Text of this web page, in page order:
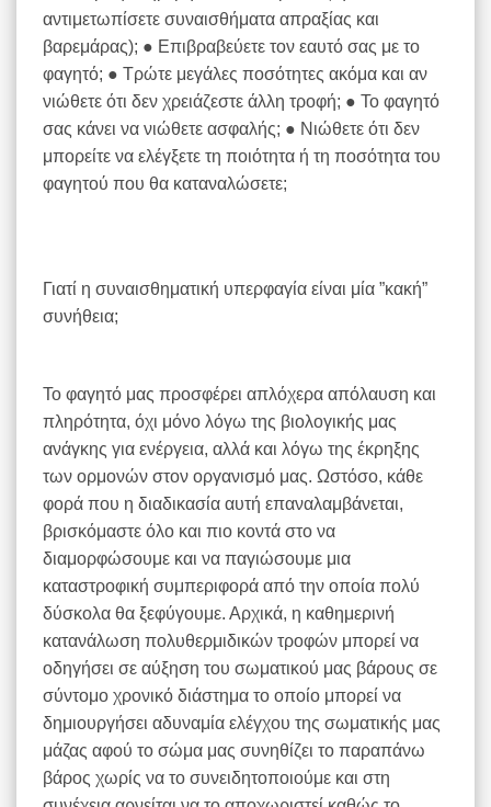
αντιμετωπίσετε συναισθήματα απραξίας και
βαρεμάρας); ● Επιβραβεύετε τον εαυτό σας με το
φαγητό; ● Τρώτε μεγάλες ποσότητες ακόμα και αν
νιώθετε ότι δεν χρειάζεστε άλλη τροφή; ● Το φαγητό
σας κάνει να νιώθετε ασφαλής; ● Νιώθετε ότι δεν
μπορείτε να ελέγξετε τη ποιότητα ή τη ποσότητα του
φαγητού που θα καταναλώσετε;
Γιατί η συναισθηματική υπερφαγία είναι μία ”κακή”
συνήθεια;
Το φαγητό μας προσφέρει απλόχερα απόλαυση και
πληρότητα, όχι μόνο λόγω της βιολογικής μας
ανάγκης για ενέργεια, αλλά και λόγω της έκρηξης
των ορμονών στον οργανισμό μας. Ωστόσο, κάθε
φορά που η διαδικασία αυτή επαναλαμβάνεται,
βρισκόμαστε όλο και πιο κοντά στο να
διαμορφώσουμε και να παγιώσουμε μια
καταστροφική συμπεριφορά από την οποία πολύ
δύσκολα θα ξεφύγουμε. Αρχικά, η καθημερινή
κατανάλωση πολυθερμιδικών τροφών μπορεί να
οδηγήσει σε αύξηση του σωματικού μας βάρους σε
σύντομο χρονικό διάστημα το οποίο μπορεί να
δημιουργήσει αδυναμία ελέγχου της σωματικής μας
μάζας αφού το σώμα μας συνηθίζει το παραπάνω
βάρος χωρίς να το συνειδητοποιούμε και στη